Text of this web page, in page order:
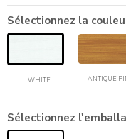
Sélectionnez la
WHITE ANTIQUE
Sélectionnez